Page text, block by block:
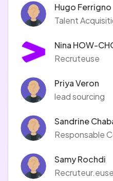
Hugo Ferrigno
Talent
Nina HOW-
Recruteuse
Priya Veron
lead sourcing
Sandrine
Responsable
Samy Rochdi
Recruteur.euse